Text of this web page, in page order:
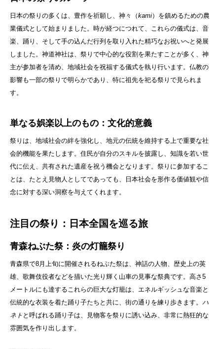
日本の祭りの多くは、豊作を祈願し、神々（kami）を鎮めるための農
業儀式として始まりました。時が経つにつれて、これらの儀式は、音
楽、踊り、そして手の込んだ行列を取り入れた精巧なお祝いへと発展
しました。神道神社は、祭りで中心的な役割を果たすことが多く、神
主が参加者を清め、地域社会を祝福する儀式を執り行います。仏教の
影響も一部の祭りで明らかであり、特に祖先を祀る祭りで見られま
す。
単なる娯楽以上のもの：文化的意義
祭りは、地域社会の絆を強化し、地元の伝統を維持する上で重要な社
会的機能を果たします。住民が自分のスキルを披露し、知識を若い世
代に伝え、共有された遺産を祝う機会となります。祭りに参加するこ
とは、たとえ見物人としてであっても、日本社会を形作る価値観や信
念に対する深い洞察を与えてくれます。
注目の祭り：日本全国を巡る旅
青森ねぶた祭：炎の灯籠祭り
青森県で8月上旬に開催されるねぶた祭は、神話の人物、歴史上の英
雄、歌舞伎役者などを描いた光り輝く山車の見事な祭典です。高さ5
メートルにも達するこれらの巨大な灯籠は、エネルギッシュな音楽と
伝統的な衣装を着た踊り子たちと共に、街の通りを練り歩きます。 ハ
ネト と呼ばれる踊り子は、見物客を祭りに誘い込み、非常に熱狂的な
雰囲気を作り出します。